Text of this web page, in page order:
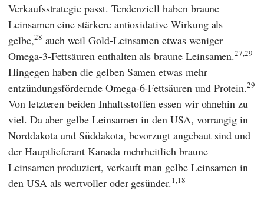
Verkaufsstrategie passt. Tendenziell haben braune
Leinsamen eine stärkere antioxidative Wirkung als
gelbe,28 auch weil Gold-Leinsamen etwas weniger
Omega-3-Fettsäuren enthalten als braune Leinsamen.27,29
Hingegen haben die gelben Samen etwas mehr
entzündungsfördernde Omega-6-Fettsäuren und Protein.29
Von letzteren beiden Inhaltsstoffen essen wir ohnehin zu
viel. Da aber gelbe Leinsamen in den USA, vorrangig in
Norddakota und Süddakota, bevorzugt angebaut sind und
der Hauptlieferant Kanada mehrheitlich braune
Leinsamen produziert, verkauft man gelbe Leinsamen in
den USA als wertvoller oder gesünder.1,18